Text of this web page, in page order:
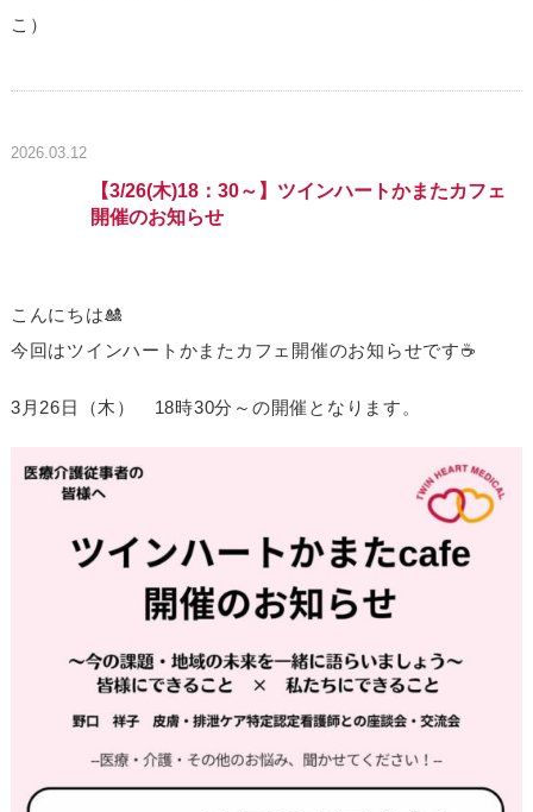
こ）
2026.03.12
【3/26(木)18：30～】ツインハートかまたカフェ
開催のお知らせ
こんにちは🎎
今回はツインハートかまたカフェ開催のお知らせです☕
3月26日（木） 18時30分～の開催となります。